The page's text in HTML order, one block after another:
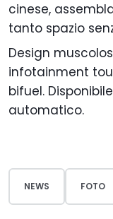
cinese,
tanto spazio
Design
infotainment
bifuel.
automatico.
NEWS FOTO